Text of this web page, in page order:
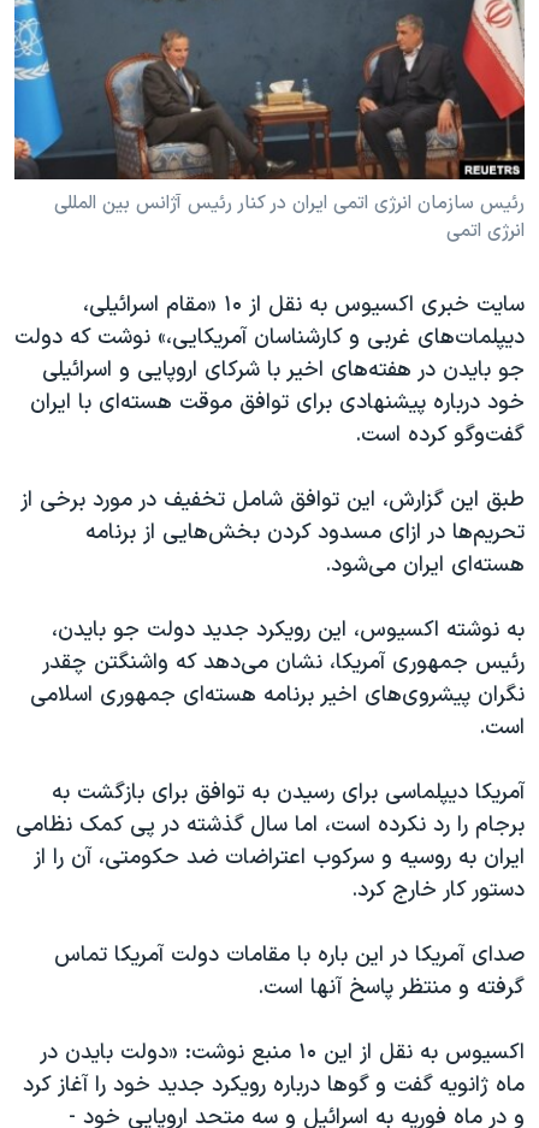
فرهنگ و زندگی
حقوق شهروندی
اقتصادی
علم و فناوری
اسرائیل در جنگ
گالری عکس
مستندها
انتخابات ریاست جمهوری آمریکا ۲۰۲۴
حمله جمهوری اسلامی به اسرائیل
رمز مهسا
ورزش زنان در ایران
اعتراضات زن، زندگی، آزادی
تریبونال مردمی آبان ۹۸
دادگاه حمید نوری
چهل سال گروگان‌گیری
اعتراضات مردمی آبان ۹۸
اسرائیل در جنگ
همایش محافظه‌کاران آمریکا «سی‌پک»
صفحه‌های ویژه
دنبال کنید
زبانهای مختلف
رئیس سازمان انرژی اتمی ایران در کنار رئیس آژانس بین المللی
انرژی اتمی
سایت خبری اکسیوس به نقل از ۱۰ «مقام اسرائیلی،
دیپلمات‌های غربی و کارشناسان آمریکایی،» نوشت که دولت
جو بایدن در هفته‌های اخیر با شرکای اروپایی و اسرائیلی‌
خود درباره پیشنهادی برای توافق موقت هسته‌ای با ایران
گفت‌و‌گو کرده است.
طبق این گزارش، این توافق شامل تخفیف در مورد برخی از
تحریم‌ها در ازای مسدود کردن بخش‌هایی از برنامه
هسته‌ای ایران می‌شود.
به نوشته اکسیوس، این رویکرد جدید دولت جو بایدن،
رئیس جمهوری آمریکا، نشان می‌دهد که واشنگتن چقدر
نگران پیشروی‌های اخیر برنامه هسته‌ای جمهوری اسلامی
است.
آمریکا دیپلماسی برای رسیدن به توافق برای بازگشت به
برجام را رد نکرده است، اما سال گذشته در پی کمک نظامی
ایران به روسیه و سرکوب اعتراضات ضد حکومتی، آن را از
دستور کار خارج کرد.
صدای آمریکا در این باره با مقامات دولت آمریکا تماس
گرفته و منتظر پاسخ آنها است.
اکسیوس به نقل از این ۱۰ منبع نوشت: «دولت بایدن در
ماه ژانویه گفت و گوها درباره رویکرد جدید خود را آغاز کرد
و در ماه فوریه به اسرائیل و سه متحد اروپایی خود -